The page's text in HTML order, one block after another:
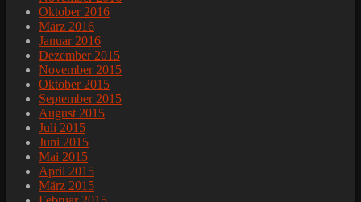
Oktober 2016
März 2016
Januar 2016
Dezember 2015
November 2015
Oktober 2015
September 2015
August 2015
Juli 2015
Juni 2015
Mai 2015
April 2015
März 2015